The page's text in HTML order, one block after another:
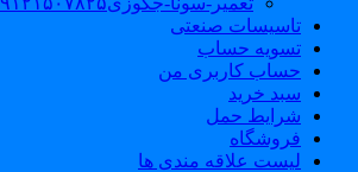
تاسیسات صنعتی
تسویه حساب
حساب کاربری من
سبد خرید
شرایط حمل
فروشگاه
لیست علاقه مندی ها